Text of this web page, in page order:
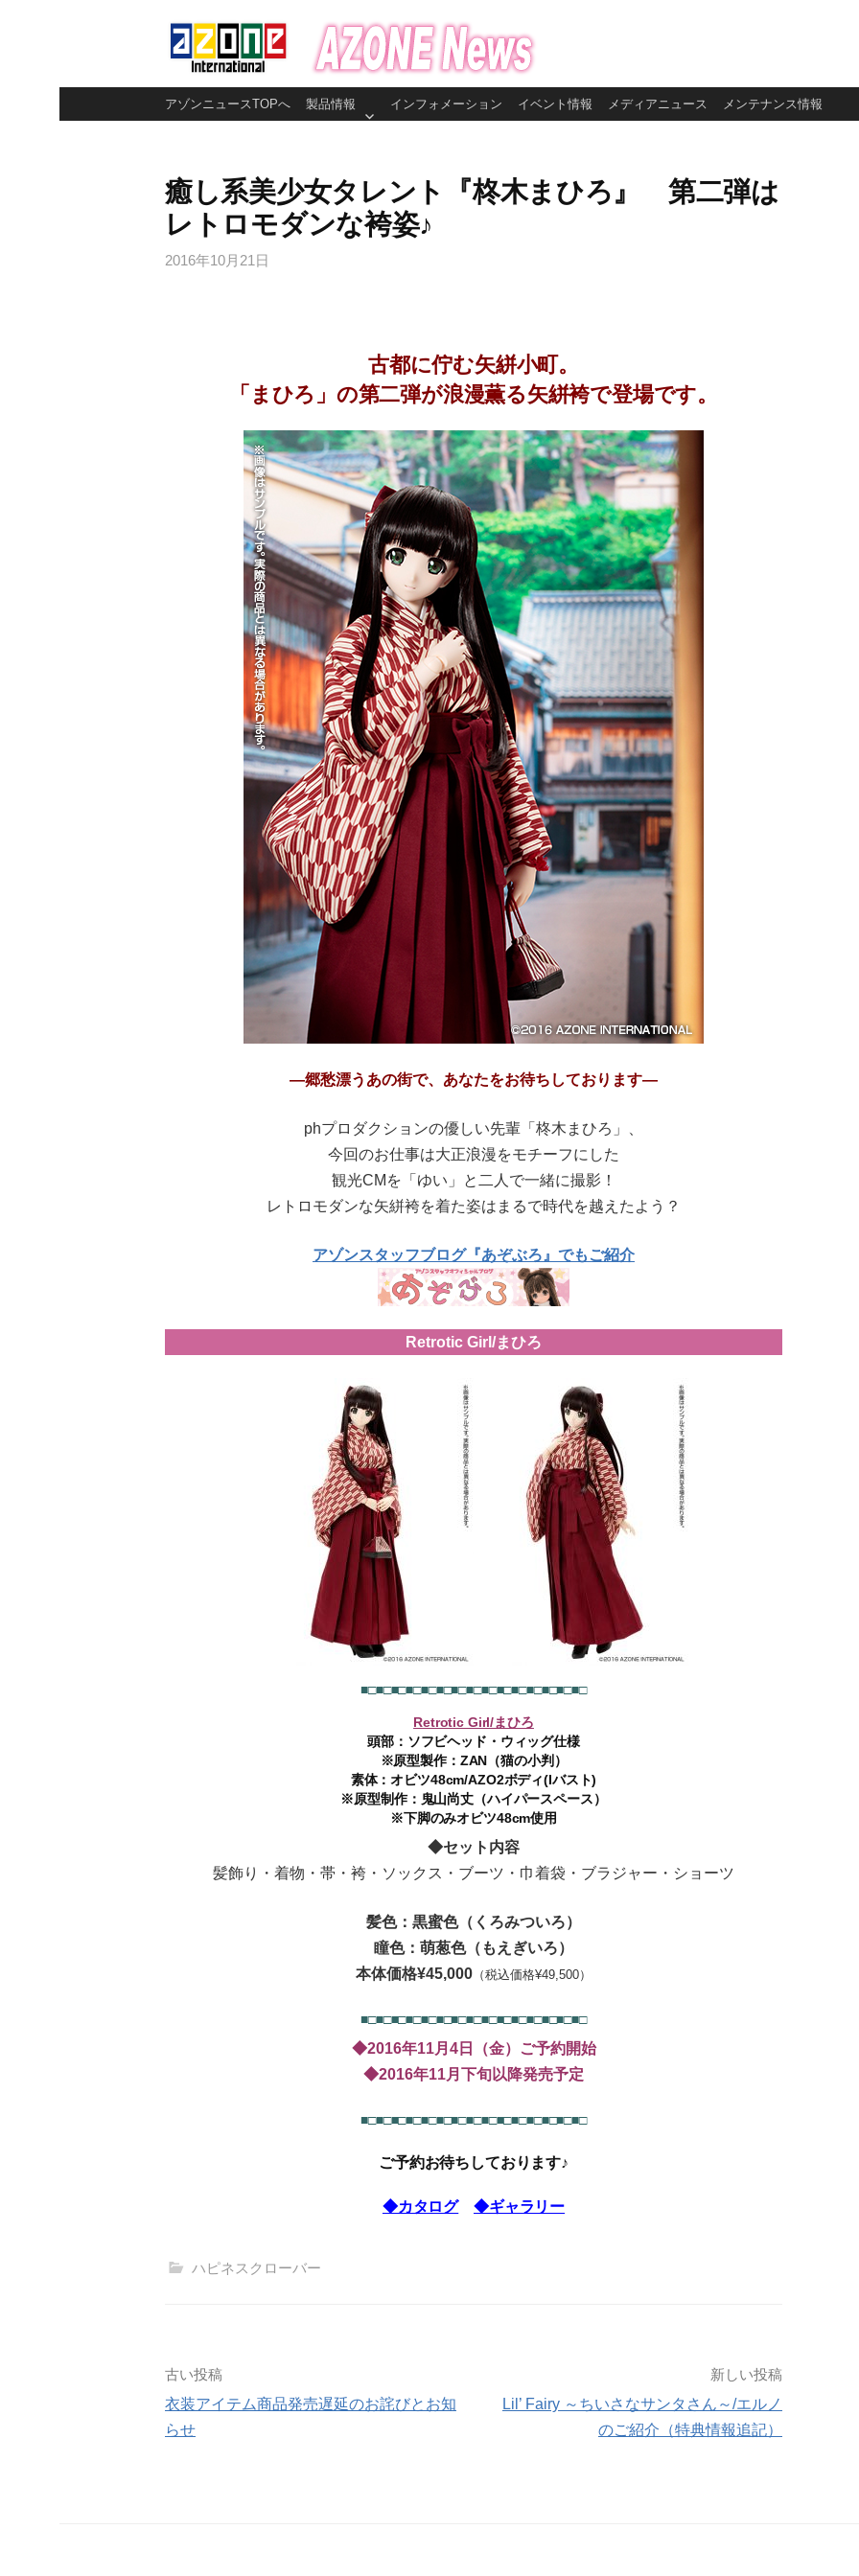
ン
アゾンニュースTOPへ 製品情報 インフォメーション イベント情報 メディアニュース メンテナンス情報
癒し系美少女タレント『柊木まひろ』 第二弾は
レトロモダンな袴姿♪
2016年10月21日
古都に佇む矢絣小町。
「まひろ」の第二弾が浪漫薫る矢絣袴で登場です。
―郷愁漂うあの街で、あなたをお待ちしております―
phプロダクションの優しい先輩「柊木まひろ」、
今回のお仕事は大正浪漫をモチーフにした
観光CMを「ゆい」と二人で一緒に撮影！
レトロモダンな矢絣袴を着た姿はまるで時代を越えたよう？
アゾンスタッフブログ『あぞぶろ』でもご紹介
Retrotic Girl/まひろ
■□■□■□■□■□■□■□■□■□■□■□■□■□■□■□
Retrotic Girl/まひろ
頭部：ソフビヘッド・ウィッグ仕様
※原型製作：ZAN（猫の小判）
素体：オビツ48cm/AZO2ボディ(Iバスト)
※原型制作：鬼山尚丈（ハイパースペース）
※下脚のみオビツ48cm使用
◆セット内容
髪飾り・着物・帯・袴・ソックス・ブーツ・巾着袋・ブラジャー・ショーツ
髪色：黒蜜色（くろみついろ）
瞳色：萌葱色（もえぎいろ）
本体価格¥45,000 （税込価格¥49,500）
■□■□■□■□■□■□■□■□■□■□■□■□■□■□■□
◆2016年11月4日（金）ご予約開始
◆2016年11月下旬以降発売予定
■□■□■□■□■□■□■□■□■□■□■□■□■□■□■□
ご予約お待ちしております♪
◆カタログ ◆ギャラリー
ハピネスクローバー
投
稿
古い投稿
衣装アイテム商品発売遅延のお詫びとお知
らせ
新しい投稿
Lil’ Fairy ～ちいさなサンタさん～/エルノ
のご紹介（特典情報追記）